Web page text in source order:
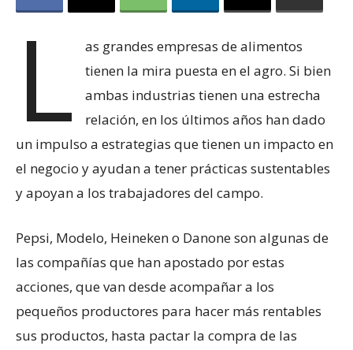
L
as grandes empresas de alimentos
tienen la mira puesta en el agro. Si bien
ambas industrias tienen una estrecha
relación, en los últimos años han dado
un impulso a estrategias que tienen un impacto en
el negocio y ayudan a tener prácticas sustentables
y apoyan a los trabajadores del campo.
Pepsi, Modelo, Heineken o Danone son algunas de
las compañías que han apostado por estas
acciones, que van desde acompañar a los
pequeños productores para hacer más rentables
sus productos, hasta pactar la compra de las